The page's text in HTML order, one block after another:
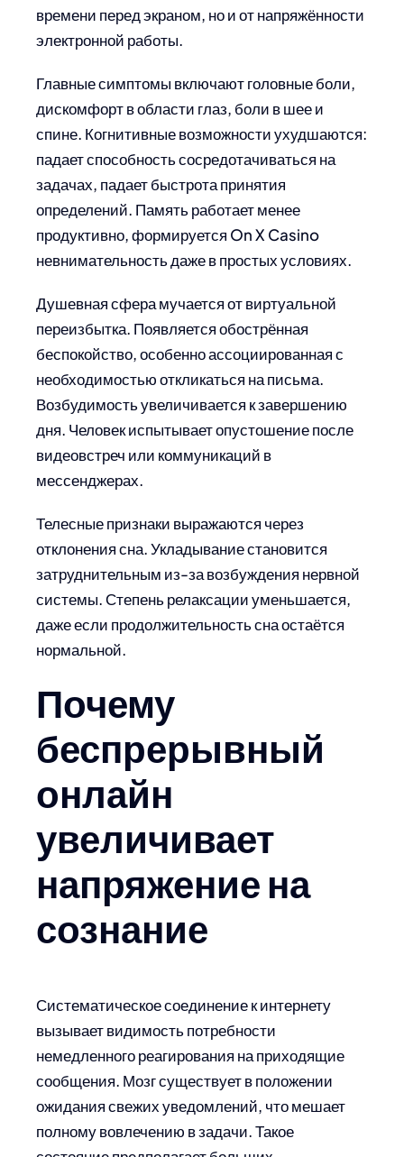
времени перед экраном, но и от напряжённости
электронной работы.
Главные симптомы включают головные боли,
дискомфорт в области глаз, боли в шее и
спине. Когнитивные возможности ухудшаются:
падает способность сосредотачиваться на
задачах, падает быстрота принятия
определений. Память работает менее
продуктивно, формируется On X Casino
невнимательность даже в простых условиях.
Душевная сфера мучается от виртуальной
переизбытка. Появляется обострённая
беспокойство, особенно ассоциированная с
необходимостью откликаться на письма.
Возбудимость увеличивается к завершению
дня. Человек испытывает опустошение после
видеовстреч или коммуникаций в
мессенджерах.
Телесные признаки выражаются через
отклонения сна. Укладывание становится
затруднительным из-за возбуждения нервной
системы. Степень релаксации уменьшается,
даже если продолжительность сна остаётся
нормальной.
Почему
беспрерывный
онлайн
увеличивает
напряжение на
сознание
Систематическое соединение к интернету
вызывает видимость потребности
немедленного реагирования на приходящие
сообщения. Мозг существует в положении
ожидания свежих уведомлений, что мешает
полному вовлечению в задачи. Такое